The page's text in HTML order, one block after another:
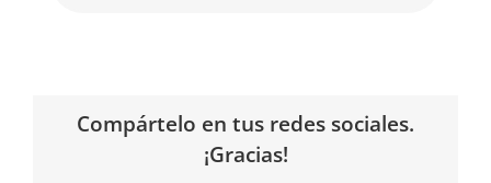
Compártelo en tus redes sociales.
¡Gracias!